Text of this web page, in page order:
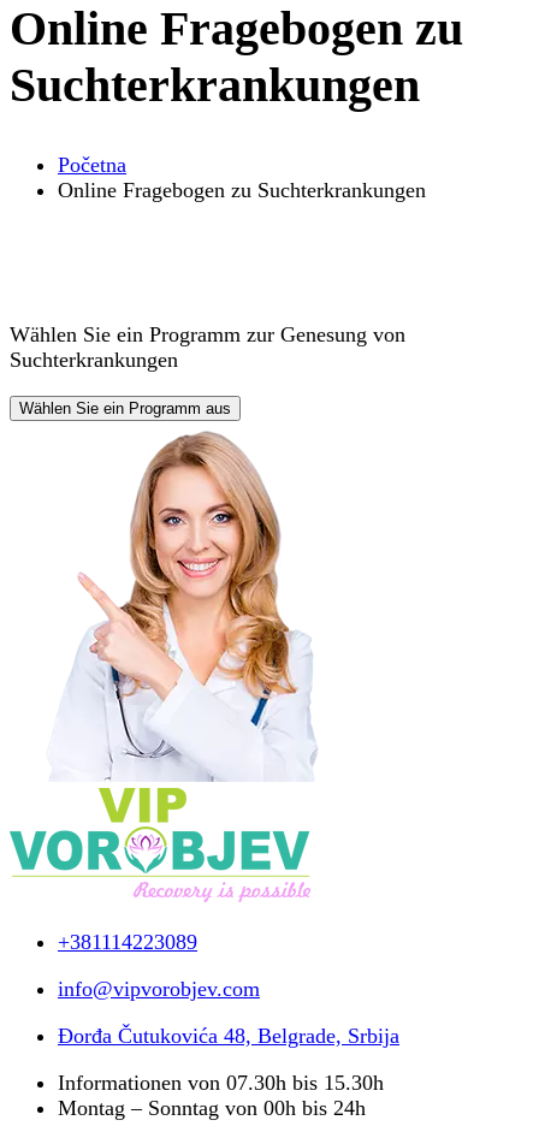
Online Fragebogen zu
Suchterkrankungen
Početna
Online Fragebogen zu Suchterkrankungen
Wählen Sie ein Programm zur Genesung von
Suchterkrankungen
Wählen Sie ein Programm aus
+381114223089
info@vipvorobjev.com
Đorđa Čutukovića 48, Belgrade, Srbija
Informationen von 07.30h bis 15.30h
Montag – Sonntag von 00h bis 24h